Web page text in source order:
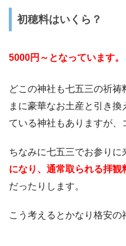
初穂料はいくら？
5000円～となっています。
どこの神社も七五三の祈
まに豪華なお土産と引き
ている神社もありますが、
ちなみに七五三でお参りに
になり、通常取られる拝観
だったりします。
こう考えるとかなり格安の